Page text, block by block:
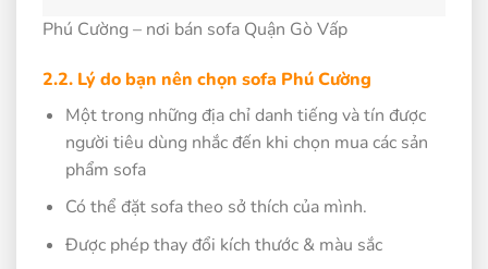
Phú Cường – nơi bán sofa Quận Gò Vấp
2.2. Lý do bạn nên chọn sofa Phú Cường
Một trong những địa chỉ danh tiếng và tín được
người tiêu dùng nhắc đến khi chọn mua các sản
phẩm sofa
Có thể đặt sofa theo sở thích của mình.
Được phép thay đổi kích thước & màu sắc